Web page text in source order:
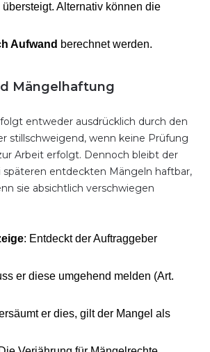
Alternativ können die
Aufwand berechnet werden.
Mängelhaftung
entweder ausdrücklich durch den
stillschweigend, wenn keine Prüfung
Arbeit erfolgt. Dennoch bleibt der
späteren entdeckten Mängeln haftbar,
sie absichtlich verschwiegen
: Entdeckt der Auftraggeber
er diese umgehend melden (Art.
er dies, gilt der Mangel als